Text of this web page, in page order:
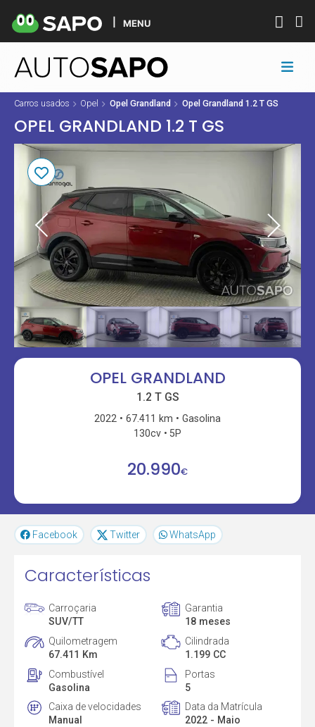
MENU
Carros usados Opel Opel Grandland Opel Grandland 1.2 T GS
OPEL GRANDLAND 1.2 T GS
OPEL GRANDLAND
1.2 T GS
2022 67.411 km
Gasolina
130cv
5P
20.990€
Facebook Twitter WhatsApp
Características
Carroçaria
SUV/TT
Garantia
18 meses
Quilometragem
67.411 Km
Cilindrada
1.199 CC
Combustível
Gasolina
Portas
5
Caixa de velocidades
Manual
Data da Matrícula
2022 - Maio